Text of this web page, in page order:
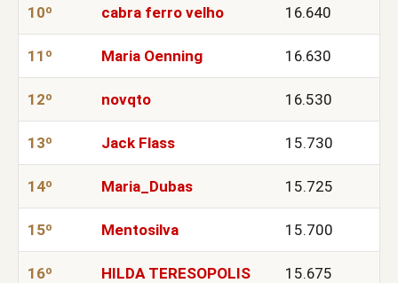
10º cabra ferro velho 16.640
11º Maria Oenning 16.630
12º novqto 16.530
13º Jack Flass 15.730
14º Maria_Dubas 15.725
15º Mentosilva 15.700
16º HILDA TERESOPOLIS 15.675